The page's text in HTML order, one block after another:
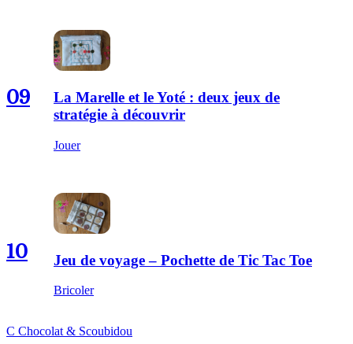
09
La Marelle et le Yoté : deux jeux de
stratégie à découvrir
Jouer
10 Jeu de voyage – Pochette de Tic Tac Toe
Bricoler
C Chocolat & Scoubidou